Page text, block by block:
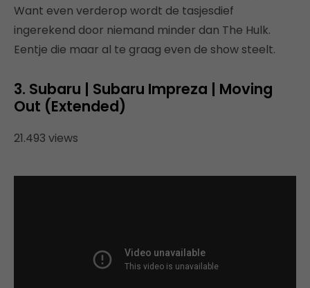
Want even verderop wordt de tasjesdief
ingerekend door niemand minder dan The Hulk.
Eentje die maar al te graag even de show steelt.
3. Subaru | Subaru Impreza | Moving
Out (Extended)
21.493 views